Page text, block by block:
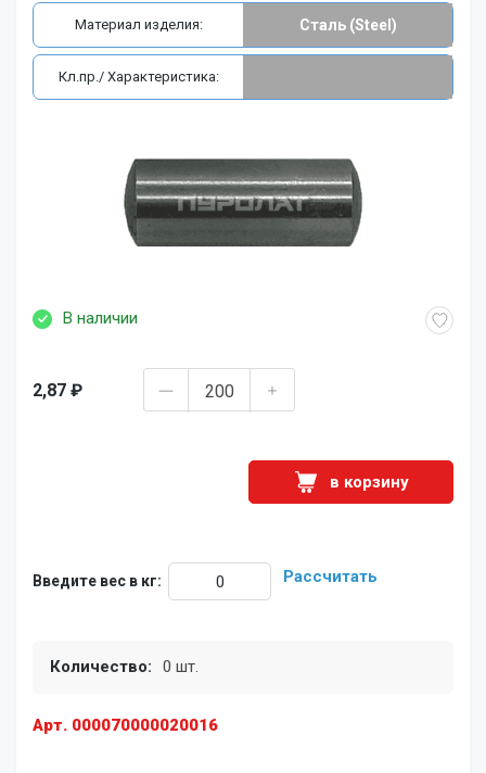
Арт. 000070000020016
В наличии
2,87 ₽
в корзину
Введите вес в кг: Рассчитать
Количество: 0 шт.
Материал изделия: Сталь (Steel)
Кл.пр./ Характеристика: